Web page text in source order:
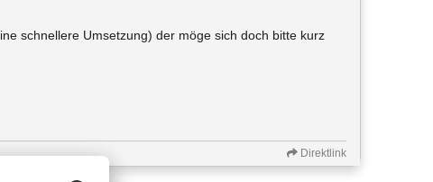
schnellere Umsetzung) der möge sich doch bitte kurz
Direktlink